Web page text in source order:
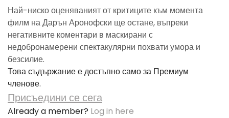
Най-ниско оценяваният от критиците към момента
филм на Дарън Аронофски ще остане, въпреки
негативните коментари в маскирани с
недобронамерени спектакулярни похвати умора и
безсилие.
Това съдържание е достъпно само за Премиум
членове.
Присъедини се сега
Already a member? Log in here